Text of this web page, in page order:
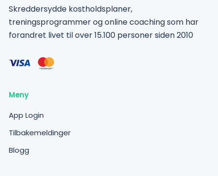
Skreddersydde kostholdsplaner,
treningsprogrammer og online coaching som har
forandret livet til over 15.100 personer siden 2010
Meny
App Login
Tilbakemeldinger
Blogg